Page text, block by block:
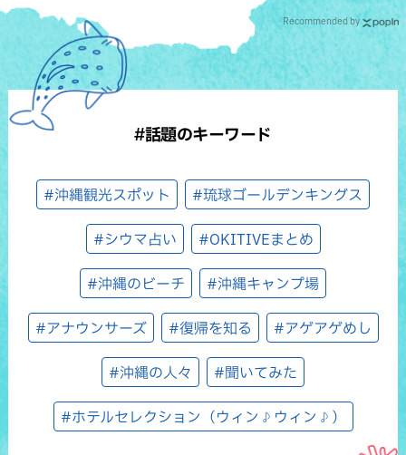
Recommended by
#話題のキーワード
#沖縄観光スポット #琉球ゴールデンキングス
#シウマ占い #OKITIVEまとめ
#沖縄のビーチ #沖縄キャンプ場
#アナウンサーズ #復帰を知る #アゲアゲめし
#沖縄の人々 #聞いてみた
#ホテルセレクション（ウィン♪ウィン♪）